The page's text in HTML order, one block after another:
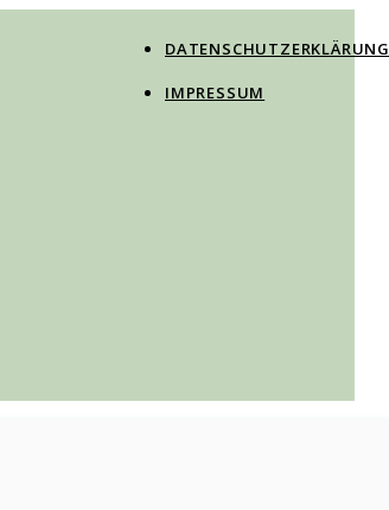
DATENSCHUTZERKLÄRUNG
IMPRESSUM